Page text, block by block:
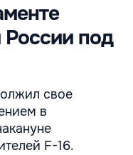
под
свое
в
F-16.